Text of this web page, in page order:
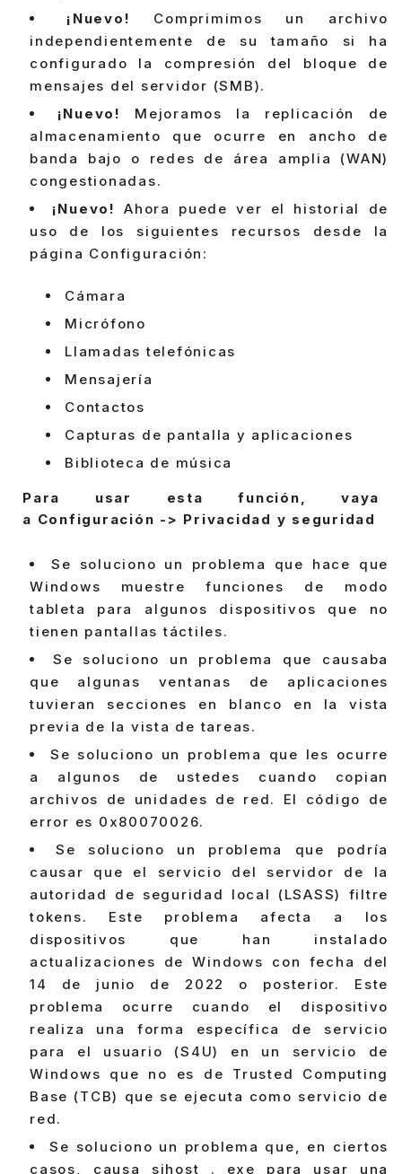
¡Nuevo! Comprimimos un archivo
independientemente de su tamaño si ha
configurado la compresión del bloque de
mensajes del servidor (SMB).
¡Nuevo! Mejoramos la replicación de
almacenamiento que ocurre en ancho de
banda bajo o redes de área amplia (WAN)
congestionadas.
¡Nuevo!Ahora puede ver el historial de
uso de los siguientes recursos desde la
página Configuración:
Cámara
Micrófono
Llamadas telefónicas
Mensajería
Contactos
Capturas de pantalla y aplicaciones
Biblioteca de música
Para usar esta función, vaya
a Configuración -> Privacidad y seguridad
Se soluciono un problema que hace que
Windows muestre funciones de modo
tableta para algunos dispositivos que no
tienen pantallas táctiles.
Se soluciono un problema que causaba
que algunas ventanas de aplicaciones
tuvieran secciones en blanco en la vista
previa de la vista de tareas.
Se soluciono un problema que les ocurre
a algunos de ustedes cuando copian
archivos de unidades de red. El código de
error es 0x80070026.
Se soluciono un problema que podría
causar que el servicio del servidor de la
autoridad de seguridad local (LSASS) filtre
tokens. Este problema afecta a los
dispositivos que han instalado
actualizaciones de Windows con fecha del
14 de junio de 2022 o posterior. Este
problema ocurre cuando el dispositivo
realiza una forma específica de servicio
para el usuario (S4U) en un servicio de
Windows que no es de Trusted Computing
Base (TCB) que se ejecuta como servicio de
red.
Se soluciono un problema que, en ciertos
casos, causa sihost . exe para usar una